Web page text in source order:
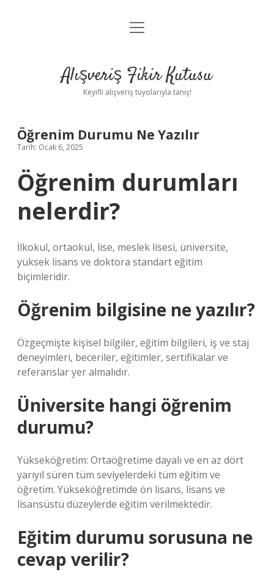
Anasayfa
Yasal Uyarı
menüyü
Alışveriş Fikir Kutusu
Keyifli alışveriş tüyolarıyla tanış!
Öğrenim Durumu Ne Yazılır
Tarih: Ocak 6, 2025
Öğrenim durumları
nelerdir?
İlkokul, ortaokul, lise, meslek lisesi, üniversite,
yüksek lisans ve doktora standart eğitim
biçimleridir.
Öğrenim bilgisine ne yazılır?
Özgeçmişte kişisel bilgiler, eğitim bilgileri, iş ve staj
deneyimleri, beceriler, eğitimler, sertifikalar ve
referanslar yer almalıdır.
Üniversite hangi öğrenim
durumu?
Yükseköğretim: Ortaöğretime dayalı ve en az dört
yarıyıl süren tüm seviyelerdeki tüm eğitim ve
öğretim. Yükseköğretimde ön lisans, lisans ve
lisansüstü düzeylerde eğitim verilmektedir.
Eğitim durumu sorusuna ne
cevap verilir?